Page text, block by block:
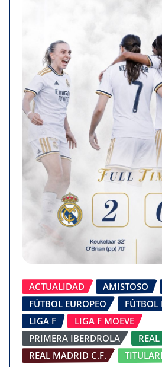
ACTUALIDAD AMISTOSO
FÚTBOL EUROPEO
FÚTBOL
LIGA F
LIGA F MOEVE
PRIMERA IBERDROLA
REAL MADRID C.F.